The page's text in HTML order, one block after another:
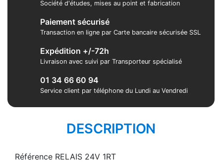
Société d'études, mises au point et fabrication
Paiement sécurisé
Transaction en ligne par Carte bancaire sécurisée SSL
Expédition +/-72h
Livraison avec suivi par Transporteur spécialisé
01 34 66 60 94
Service client par téléphone du Lundi au Vendredi
DESCRIPTION
Référence RELAIS 24V 1RT